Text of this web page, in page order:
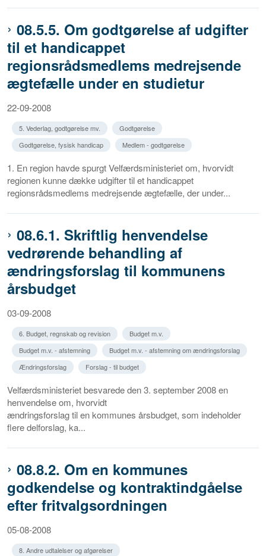
08.5.5. Om godtgørelse af udgifter
til et handicappet
regionsrådsmedlems medrejsende
ægtefælle under en studietur
22-09-2008
5. Vederlag, godtgørelse mv.
Godtgørelse
Godtgørelse, fysisk handicap
Medlem - godtgørelse
1. En region havde spurgt Velfærdsministeriet om, hvorvidt
regionen kunne dække udgifter til et handicappet
regionsrådsmedlems medrejsende ægtefælle, der under...
08.6.1. Skriftlig henvendelse
vedrørende behandling af
ændringsforslag til kommunens
årsbudget
03-09-2008
6. Budget, regnskab og revision
Budget m.v.
Budget m.v. - afstemning
Budget m.v. - afstemning om ændringsforslag
Ændringsforslag
Forslag - til budget
Velfærdsministeriet besvarede den 3. september 2008 en
henvendelse om, hvorvidt
ændringsforslag til en kommunes årsbudget, som indeholder
flere delforslag, ka...
08.8.2. Om en kommunes
godkendelse og kontraktindgåelse
efter fritvalgsordningen
05-08-2008
8. Andre udtalelser og afgørelser